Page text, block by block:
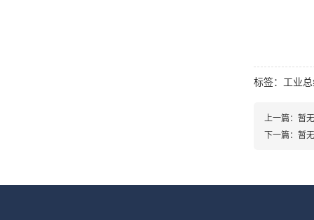
标签： 工业
上一篇：暂无
下一篇：暂无